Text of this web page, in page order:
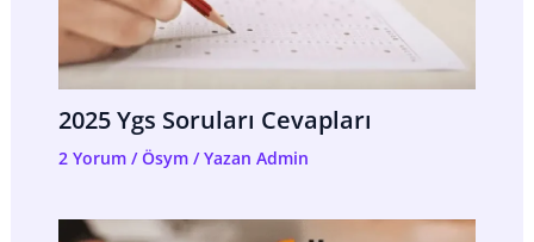
2025 Ygs Soruları Cevapları
2 Yorum /Ösym/ Yazan Admin